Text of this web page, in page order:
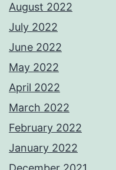
August 2022
July 2022
June 2022
May 2022
April 2022
March 2022
February 2022
January 2022